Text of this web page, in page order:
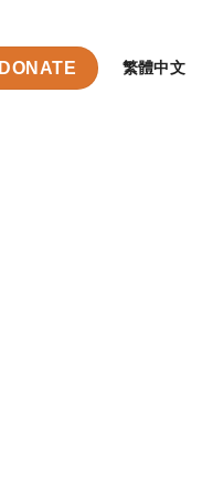
DONATE 繁體中文